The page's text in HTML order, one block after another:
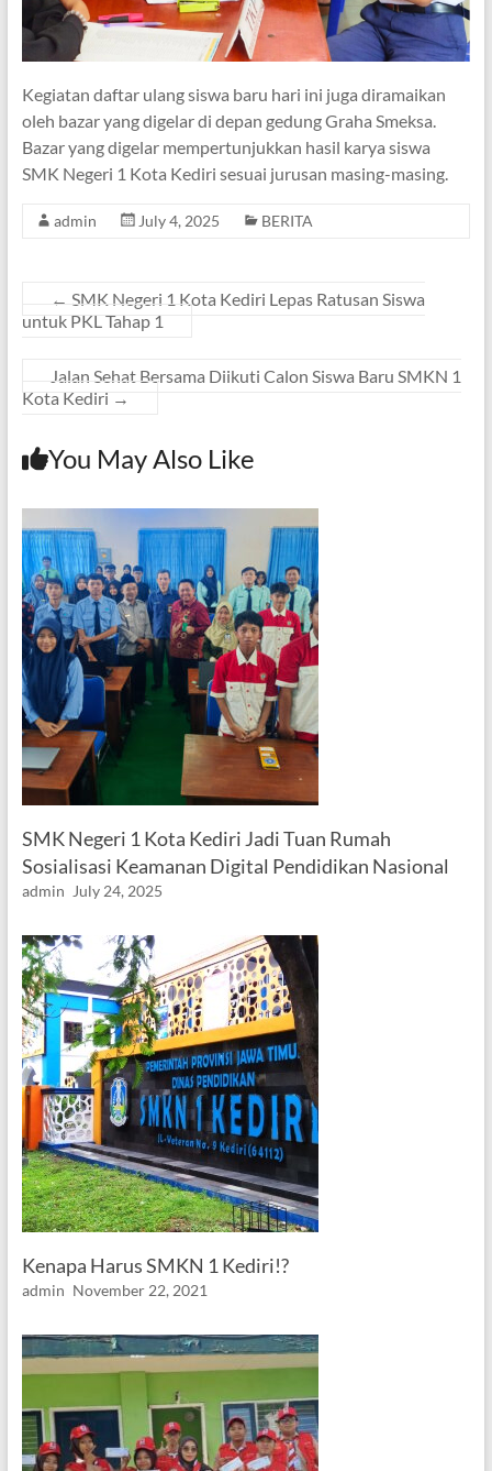
Kegiatan daftar ulang siswa baru hari ini juga diramaikan
oleh bazar yang digelar di depan gedung Graha Smeksa.
Bazar yang digelar mempertunjukkan hasil karya siswa
SMK Negeri 1 Kota Kediri sesuai jurusan masing-masing.
admin July 4, 2025 BERITA
← SMK Negeri 1 Kota Kediri Lepas Ratusan Siswa
untuk PKL Tahap 1
Jalan Sehat Bersama Diikuti Calon Siswa Baru SMKN 1
Kota Kediri →
You May Also Like
SMK Negeri 1 Kota Kediri Jadi Tuan Rumah
Sosialisasi Keamanan Digital Pendidikan Nasional
admin July 24, 2025
Kenapa Harus SMKN 1 Kediri!?
admin November 22, 2021